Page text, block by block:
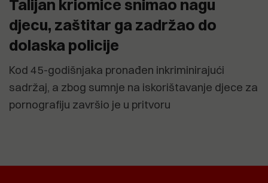
Talijan kriomice snimao nagu
djecu, zaštitar ga zadržao do
dolaska policije
Kod 45-godišnjaka pronađen inkriminirajući
sadržaj, a zbog sumnje na iskorištavanje djece za
pornografiju završio je u pritvoru